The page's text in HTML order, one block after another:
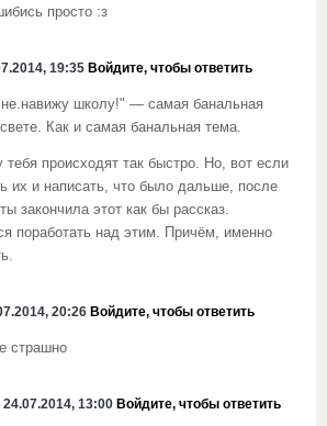
просто :з
19:35 Войдите, чтобы ответить
школу!" — самая банальная
Как и самая банальная тема.
тебя происходят так быстро. Но, вот если
их и написать, что было дальше, после
закончила этот как бы рассказ.
поработать над этим. Причём, именно
20:26 Войдите, чтобы ответить
страшно
24.07.2014, 13:00 Войдите, чтобы ответить